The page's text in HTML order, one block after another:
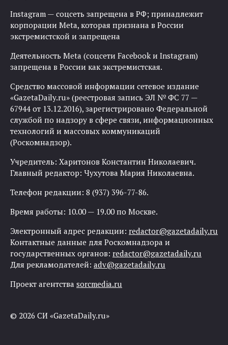
Instagram — соцсеть запрещена в РФ; принадлежит
корпорации Meta, которая признана в России
экстремистской и запрещена
Деятельность Meta (соцсети Facebook и Instagram)
запрещена в России как экстремистская.
Средство массовой информации сетевое издание
«GazetaDaily.ru» (реестровая запись ЭЛ № ФС 77 —
67944 от 13.12.2016), зарегистрировано Федеральной
службой по надзору в сфере связи, информационных
технологий и массовых коммуникаций
(Роскомнадзор).
Учредитель: Харитонов Константин Николаевич.
Главный редактор: Чухутова Мария Николаевна.
Телефон редакции: 8 (937) 396-77-86.
Время работы: 10.00 — 19.00 по Москве.
Электронный адрес редакции: redactor@gazetadaily.ru
Контактные данные для Роскомнадзора и
государственных органов: redactor@gazetadaily.ru
Для рекламодателей: adv@gazetadaily.ru
Проект агентства sorcmedia.ru
© 2026 СИ «GazetaDaily.ru»